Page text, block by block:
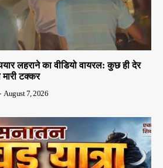
लहराने का वीडियो वायरल: कुछ ही देर
मारी टक्कर
August 7, 2026